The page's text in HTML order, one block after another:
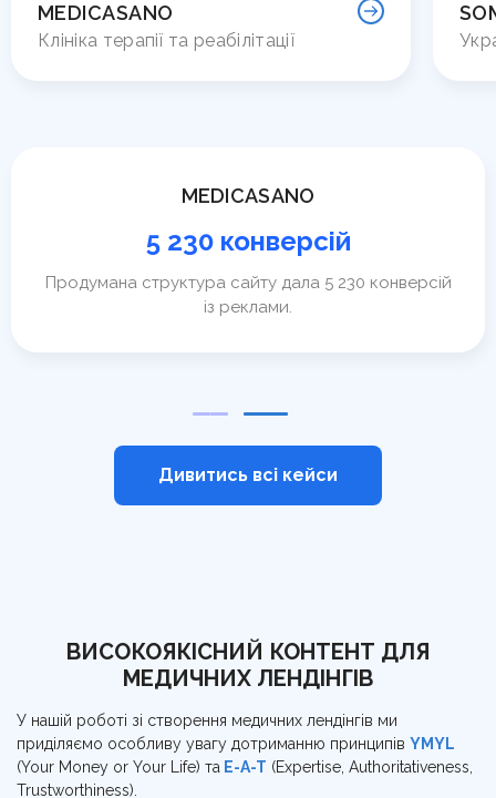
MEDICASANO
Клініка терапії та реабілітації
MEDICASANO
5 230 конверсій
Продумана структура сайту дала 5 230 конверсій
із реклами.
Дивитись всі кейси
ВИСОКОЯКІСНИЙ КОНТЕНТ ДЛЯ
МЕДИЧНИХ ЛЕНДІНГІВ
У нашій роботі зі створення медичних лендінгів ми
приділяємо особливу увагу дотриманню принципів YMYL
(Your Money or Your Life) та E-A-T (Expertise, Authoritativeness,
Trustworthiness).